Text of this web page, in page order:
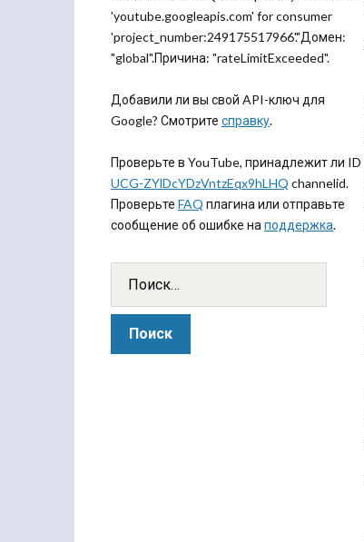
'youtube.googleapis.com' for consumer
'project_number:249175517966'."Домен:
"global".Причина: "rateLimitExceeded".
Добавили ли вы свой API-ключ для
Google? Смотрите справку.
Проверьте в YouTube, принадлежит ли ID
UCG-ZYlDcYDzVntzEqx9hLHQ channelid.
Проверьте FAQ плагина или отправьте
сообщение об ошибке на поддержка.